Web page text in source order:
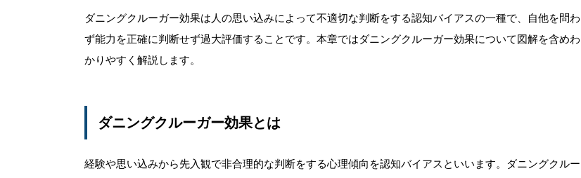
ダニングクルーガー効果は人の思い込みによって不適切な判断をする認知バイアスの一種で、自他を問わ
ず能力を正確に判断せず過大評価することです。本章ではダニングクルーガー効果について図解を含めわ
かりやすく解説します。
ダニングクルーガー効果とは
経験や思い込みから先入観で非合理的な判断をする心理傾向を認知バイアスといいます。ダニングクルー